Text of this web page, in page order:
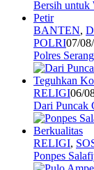
BANTEN,
POLRI07/
Polres
RELIGI06/
Dari Puncak
RELIGI,
Ponpes